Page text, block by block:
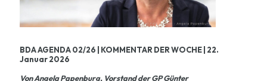
BDA AGENDA 02/26 | KOMMENTAR DER WOCHE | 22.
Januar 2026
Von Angela Papenburg, Vorstand der GP Günter